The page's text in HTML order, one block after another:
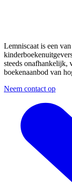
Lemniscaat is een
steeds onafhankelijk,
boekenaanbod van
Neem contact op